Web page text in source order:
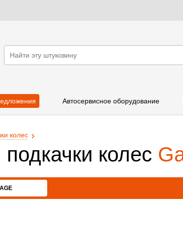
Автосервисное оборудование
колес
колес